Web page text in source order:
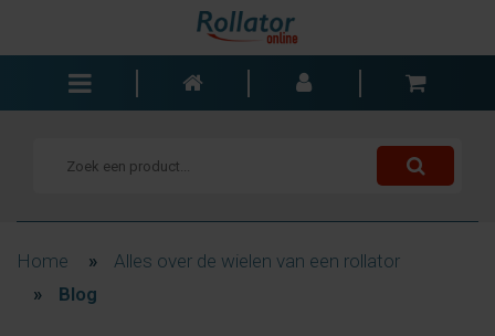
Rolstoelen
Trolleys
Home »
Alles over de wielen van een rollator
»
Blog